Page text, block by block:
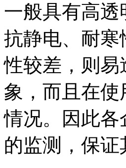
一般具有高
抗静电、耐寒
性较差，则
象，而且在
情况。因此各
的监测，保